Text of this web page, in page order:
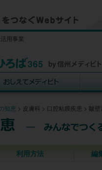
用事業
知恵 > 皮膚科 > 口腔粘膜疾患 > 皺
利用方法 編